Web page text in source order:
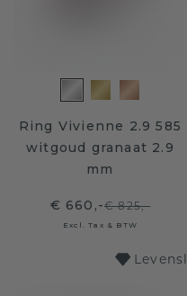
Ring Vivienne 2.9 585
witgoud granaat 2.9
mm
€ 660,-€ 825,-
Excl. Tax & BTW